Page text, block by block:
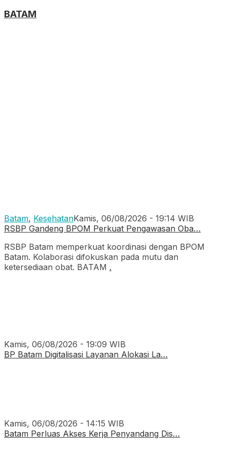
BATAM
Batam, KesehatanKamis, 06/08/2026 - 19:14 WIB
RSBP Gandeng BPOM Perkuat Pengawasan Oba…
RSBP Batam memperkuat koordinasi dengan BPOM
Batam. Kolaborasi difokuskan pada mutu dan
ketersediaan obat. BATAM .
Kamis, 06/08/2026 - 19:09 WIB
BP Batam Digitalisasi Layanan Alokasi La…
Kamis, 06/08/2026 - 14:15 WIB
Batam Perluas Akses Kerja Penyandang Dis…